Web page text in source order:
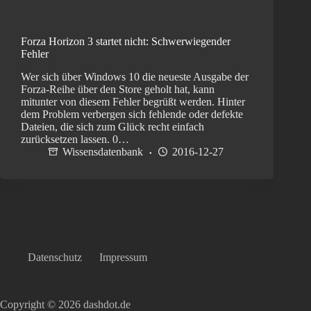
Forza Horizon 3 startet nicht: Schwerwiegender
Fehler
Wer sich über Windows 10 die neueste Ausgabe der
Forza-Reihe über den Store geholt hat, kann
mitunter von diesem Fehler begrüßt werden. Hinter
dem Problem verbergen sich fehlende oder defekte
Dateien, die sich zum Glück recht einfach
zurücksetzen lassen. 0…
Wissensdatenbank
2016-12-27
Datenschutz Impressum
Copyright © 2026 dashdot.de